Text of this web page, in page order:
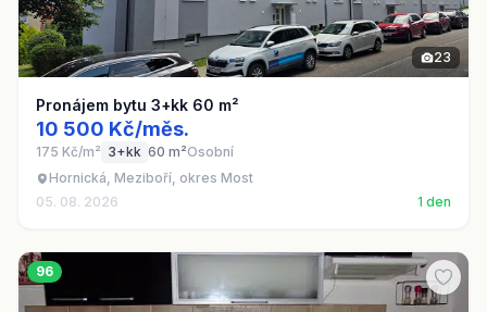
23
Pronájem bytu 3+kk 60 m²
10 500 Kč/měs.
175 Kč/m² 3+kk 60 m²Osobní
Hornická, Meziboří, okres Most
05. 08. 2026
1 den
96